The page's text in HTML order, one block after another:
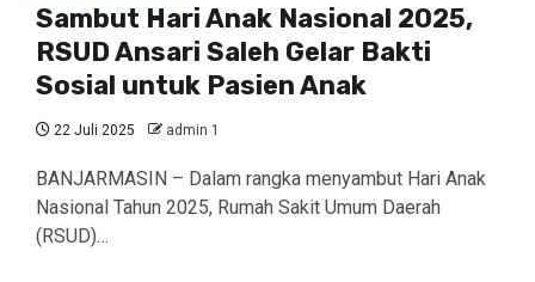
Sambut Hari Anak Nasional 2025,
RSUD Ansari Saleh Gelar Bakti
Sosial untuk Pasien Anak
22 Juli 2025 admin 1
BANJARMASIN – Dalam rangka menyambut Hari Anak
Nasional Tahun 2025, Rumah Sakit Umum Daerah
(RSUD)…